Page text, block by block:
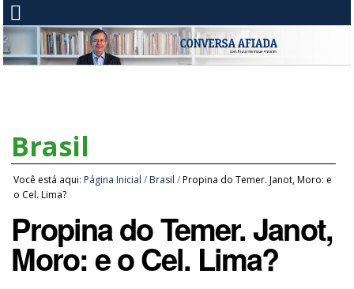
Brasil
Você está aqui: Página Inicial / Brasil /Propina do Temer. Janot, Moro: e
o Cel. Lima?
Propina do Temer. Janot,
Moro: e o Cel. Lima?